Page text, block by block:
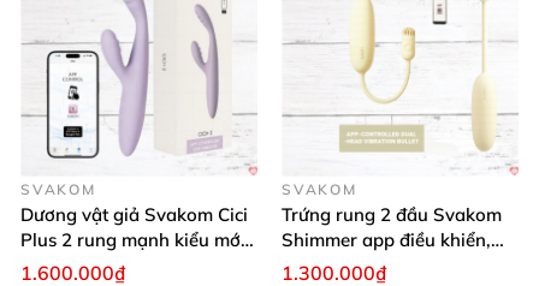
SVAKOM
Dương vật giả Svakom Cici
Plus 2 rung mạnh kiểu mới
điều khiển qua App kích
1.600.000₫
SVAKOM
Trứng rung 2 đầu Svakom
Shimmer app điều khiển,
siêu kích thích
1.300.000₫